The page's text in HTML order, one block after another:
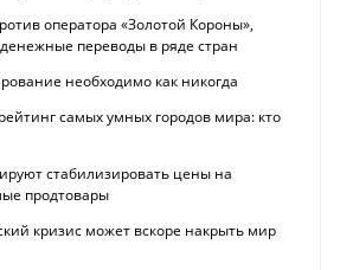
оператора «Золотой Короны»,
переводы в ряде стран
необходимо как никогда
самых умных городов мира: кто
стабилизировать цены на
продтовары
кризис может вскоре накрыть мир